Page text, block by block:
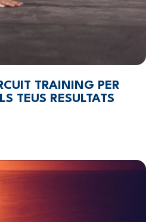
TRAINING PER
TEUS RESULTATS